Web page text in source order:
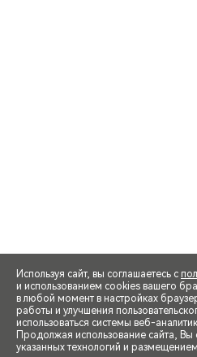
Используя сайт, вы соглашаетесь с
и использованием cookies вашего
в любой момент в настройках
работы и улучшения
использоваться системы веб-
Продолжая использование сайта,
указанных технологий и